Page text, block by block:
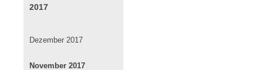
2017
Dezember 2017
November 2017